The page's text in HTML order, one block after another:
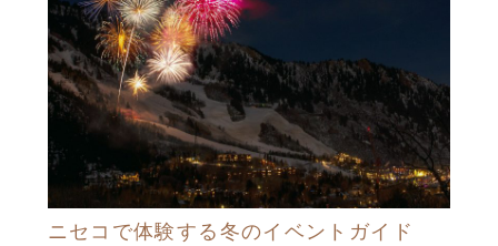
ニセコで体験する冬のイベントガイド